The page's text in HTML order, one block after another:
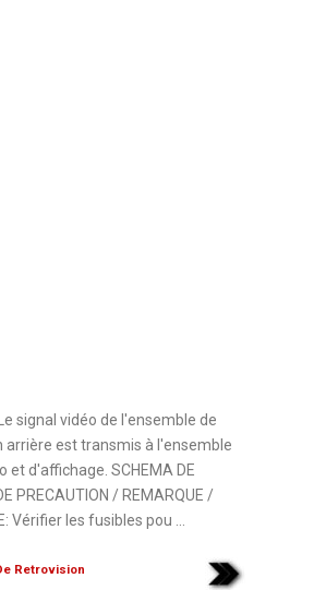
signal vidéo de l'ensemble de
arrière est transmis à l'ensemble
et d'affichage. SCHEMA DE
PRECAUTION / REMARQUE /
Vérifier les fusibles pou ...
Retrovision